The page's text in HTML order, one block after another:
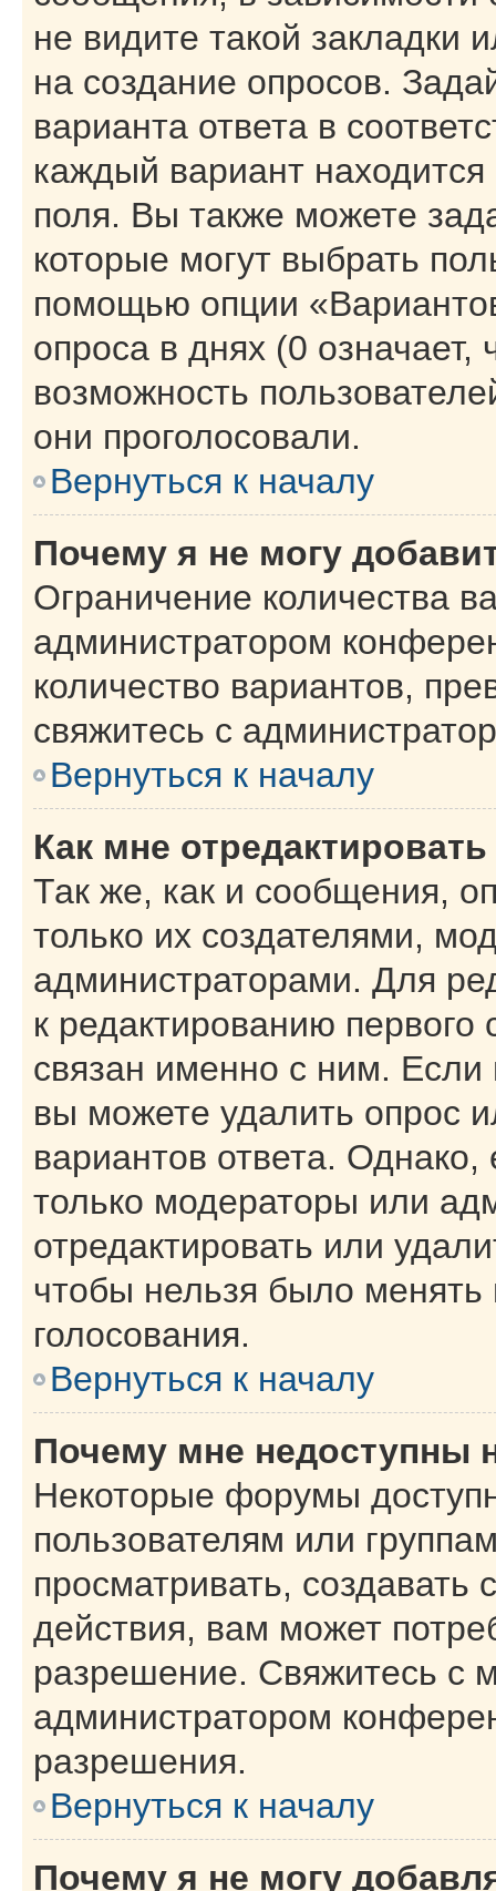
не видите такой
на создание опросов.
варианта ответа в
каждый вариант находится
поля. Вы также можете
которые могут выбрать
помощью опции
опроса в днях (0
возможность
они проголосовали.
Вернуться к началу
Почему я не могу
Ограничение количества
администратором
количество вариантов,
свяжитесь с
Вернуться к началу
Как мне
Так же, как и сообщения,
только их создателями,
администраторами. Для
к редактированию
связан именно с ним. Если
вы можете удалить опрос
вариантов ответа. Однако,
только модераторы или
отредактировать или
чтобы нельзя было
голосования.
Вернуться к началу
Почему мне недоступны
Некоторые форумы
пользователям или
просматривать,
действия, вам может
разрешение. Свяжитесь с
администратором
разрешения.
Вернуться к началу
Почему я не могу